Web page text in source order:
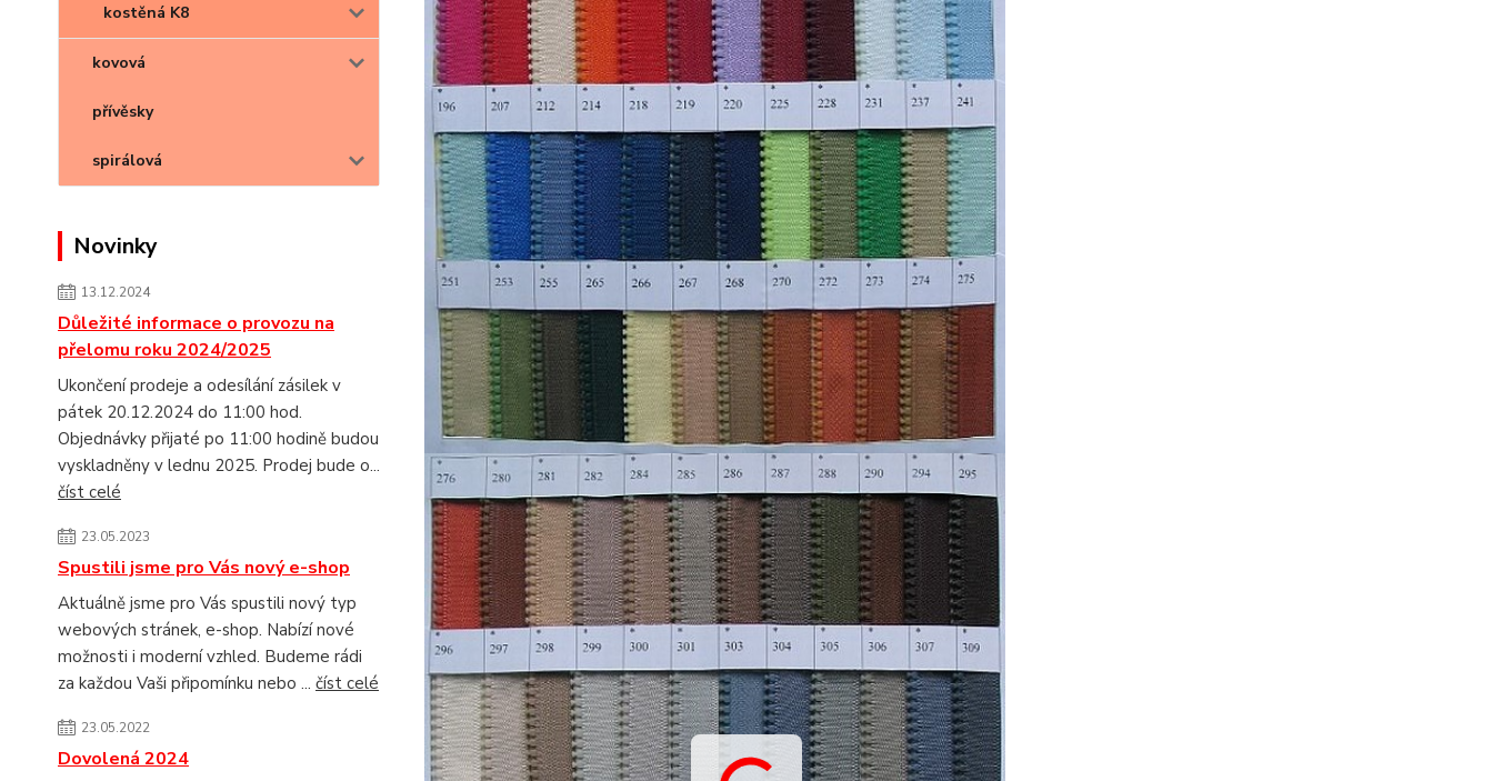
kostěná K8
kovová
přívěsky
spirálová
Novinky
13.12.2024
Důležité informace o provozu na
přelomu roku 2024/2025
Ukončení prodeje a odesílání zásilek v
pátek 20.12.2024 do 11:00 hod.
Objednávky přijaté po 11:00 hodině budou
vyskladněny v lednu 2025. Prodej bude o...
číst celé
23.05.2023
Spustili jsme pro Vás nový e-shop
Aktuálně jsme pro Vás spustili nový typ
webových stránek, e-shop. Nabízí nové
možnosti i moderní vzhled. Budeme rádi
za každou Vaši připomínku nebo ... číst celé
23.05.2022
Dovolená 2024